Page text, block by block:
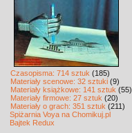
Czasopisma: 714 sztuk (185)
Materiały scenowe: 32 sztuki (9)
Materiały książkowe: 141 sztuk (55)
Materiały firmowe: 27 sztuk (20)
Materiały o grach: 351 sztuk (211)
Spiżarnia Voya na Chomikuj.pl
Bajtek Redux